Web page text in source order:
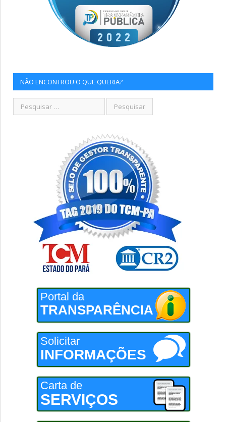
NÃO ENCONTROU O QUE QUERIA?
Portal da
TRANSPARÊNCIA
Solicitar
INFORMAÇÕES
Carta de
SERVIÇOS